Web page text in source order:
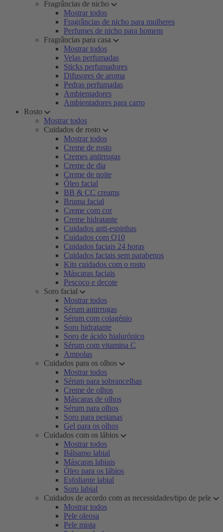
Fragrâncias de nicho
Mostrar todos
Fragrâncias de nicho para mulheres
Perfumes de nicho para homem
Fragrâncias para casa
Mostrar todos
Velas perfumadas
Sticks perfumadores
Difusores de aroma
Pedras perfumadas
Ambientadores
Ambientadores para carro
Rosto
Mostrar todos
Cuidados de rosto
Mostrar todos
Creme de rosto
Cremes antirrugas
Creme de dia
Creme de noite
Óleo facial
BB & CC creams
Bruma facial
Creme com cor
Creme hidratante
Cuidados anti-espinhas
Cuidados com Q10
Cuidados faciais 24 horas
Cuidados faciais sem parabenos
Kits cuidados com o rosto
Máscaras faciais
Pescoço e decote
Soro facial
Mostrar todos
Sérum antirrugas
Sérum com colagénio
Soro hidratante
Soro de ácido hialurónico
Sérum com vitamina C
Ampolas
Cuidados para os olhos
Mostrar todos
Sérum para sobrancelhas
Creme de olhos
Máscaras de olhos
Sérum para olhos
Soro para pestanas
Gel para os olhos
Cuidados com os lábios
Mostrar todos
Bálsamo labial
Máscaras labiais
Óleo para os lábios
Esfoliante labial
Soro labial
Cuidados de acordo com as necessidades/tipo de pele
Mostrar todos
Pele oleosa
Pele mista